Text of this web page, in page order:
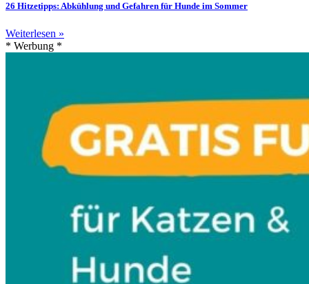
26 Hitzetipps: Abkühlung und Gefahren für Hunde im Sommer
Weiterlesen »
* Werbung *